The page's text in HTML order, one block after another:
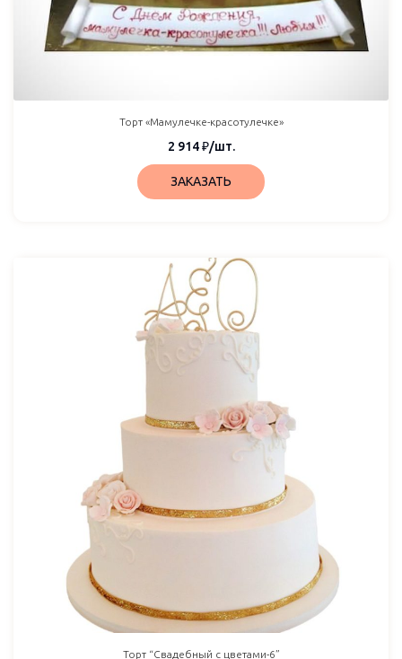
Торт «Мамулечке-красотулечке»
2 914₽/шт.
ЗАКАЗАТЬ
Торт “Свадебный с цветами-6”